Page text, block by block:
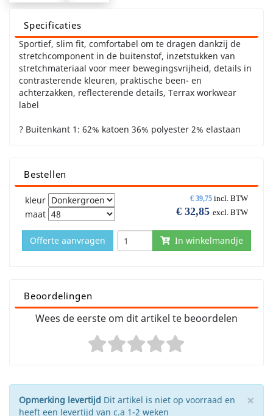
Specificaties
Sportief, slim fit, comfortabel om te dragen dankzij de
stretchcomponent in de buitenstof, inzetstukken van
stretchmateriaal voor meer bewegingsvrijheid, details in
contrasterende kleuren, praktische been- en
achterzakken, reflecterende details, Terrax workwear
label
? Buitenkant 1: 62% katoen 36% polyester 2% elastaan
Bestellen
€ 39,75 incl. BTW
€ 32,85 excl. BTW
kleur
maat
In winkelmandje
Offerte aanvragen
Beoordelingen
Wees de eerste om dit artikel te beoordelen
×
Opmerking levertijd Dit artikel is niet op voorraad en
heeft een levertijd van c.a 1-2 weken